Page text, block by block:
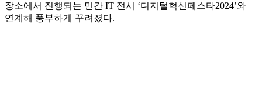
장소에서 진행되는 민간 IT 전시 ‘디지털혁신페스타2024’와
연계해 풍부하게 꾸려졌다.